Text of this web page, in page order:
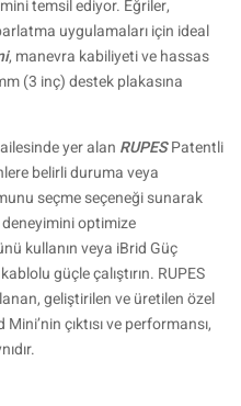
temsil ediyor. Eğriler,
uygulamaları için ideal
, manevra kabiliyeti ve hassas
(3 inç) destek plakasına
yer alan RUPESPatentli
belirli duruma veya
seçme seçeneği sunarak
deneyimini optimize
kullanın veya iBrid Güç
güçle çalıştırın. RUPES
geliştirilen ve üretilen özel
çıktısı ve performansı,